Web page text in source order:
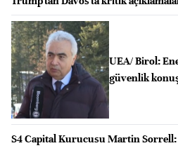
UEA/ Birol:
güvenlik
S4 Capital Kurucusu Martin Sorrell: